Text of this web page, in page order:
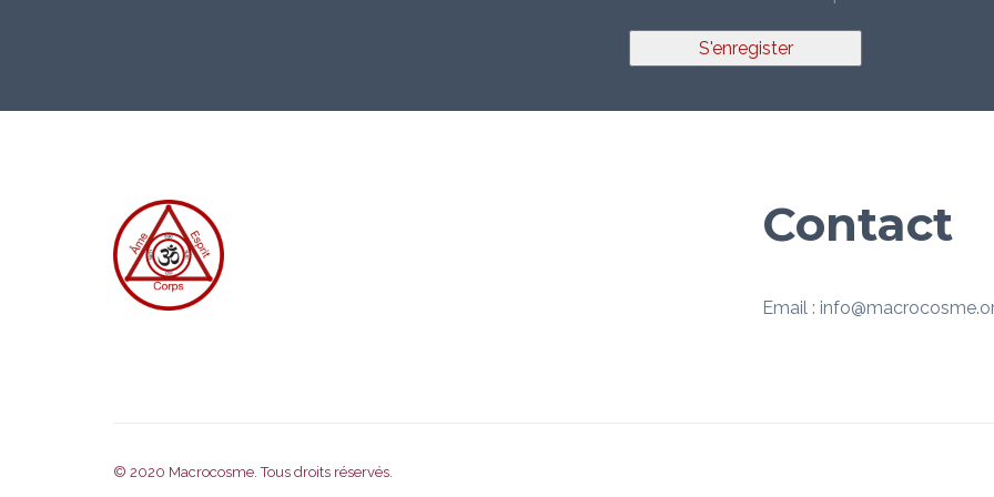
S'enregister
Contact
Email :
© 2020 Macrocosme. Tous droits réservés.